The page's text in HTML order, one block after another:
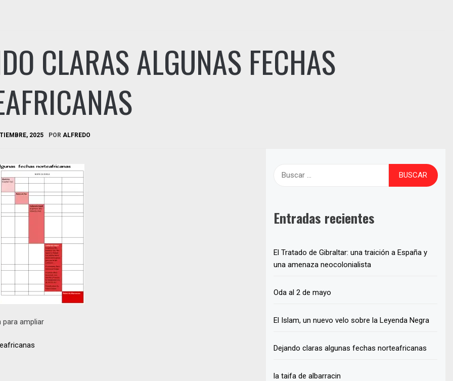
CLARAS ALGUNAS FECHAS
2025 POR ALFREDO
para ampliar
Entradas recientes
El Tratado de Gibraltar: una traición a España y
una amenaza neocolonialista
Oda al 2 de mayo
El Islam, un nuevo velo sobre la Leyenda Negra
Dejando claras algunas fechas norteafricanas
la taifa de albarracin